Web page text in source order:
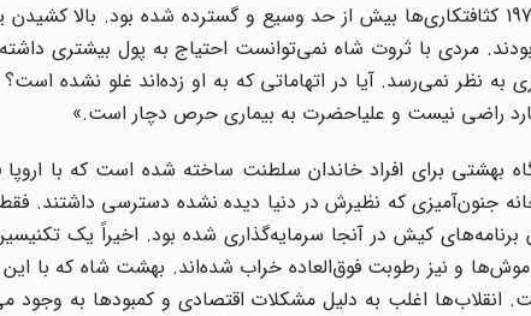
ولی هنوز غیرقابل تحمل نبود. از بعد از سال 1974 کثافتکاری‌ها بیش از حد وسیع و گسترده شده
مردی با ثروت شاه نمی‌توانست احتیاج به پول بیشتری
به نظر نمی‌رسد. آیا در اتهاماتی که به او زده‌اند غلو نشده
راضی نیست و علیاحضرت به بیماری حرص دچار است.»
برای افراد خاندان سلطنت ساخته شده است که با اروپا
جنون‌آمیزی که نظیرش در دنیا دیده نشده دسترسی داشتند. فقط
کیش در آنجا سرمایه‌گذاری شده بود. اخیراً یک
موش‌ها و نیز رطوبت فوق‌العاده خراب شده‌اند. بهشت شاه که با
اغلب به دلیل مشکلات اقتصادی و کمبودها به وجود